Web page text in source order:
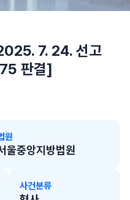
7. 24. 선고
판결]
원
울중앙지방법원
사건분류